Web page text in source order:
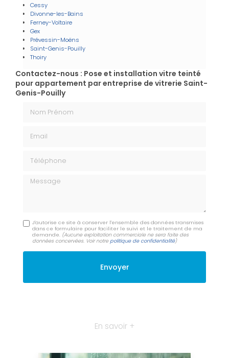
Cessy
Divonne-les-Bains
Ferney-Voltaire
Gex
Prévessin-Moëns
Saint-Genis-Pouilly
Thoiry
Contactez-nous : Pose et installation vitre teinté
pour appartement par entreprise de vitrerie Saint-
Genis-Pouilly
Message
J'autorise ce site à conserver l'ensemble des données transmises
dans ce formulaire pour faciliter le suivi et le traitement de ma
demande. (Aucune exploitation commerciale ne sera faite des
données concervées. Voir notrepolitique de confidentialité)
En savoir +